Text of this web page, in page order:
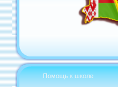
Помощь к школе